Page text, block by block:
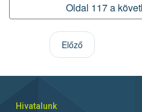
Oldal 117 a
Előző
Hivatalunk